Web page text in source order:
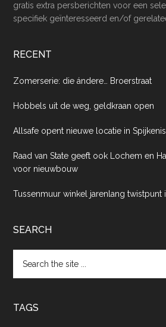
gratis extra persberichten voor een
specifiek geïnteresseerd en/of
RECENT
Zomerserie: die ándere… Broerstraat
Hobbels uit de weg, geldkraan open
Allsafe opent nieuwe locatie in
Raad van State geeft ook Lochem en
voor nieuwbouw
Tussenmuur winkel jarenlang twistpunt
SEARCH
the
TAGS